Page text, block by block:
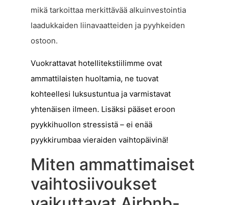
mikä tarkoittaa merkittävää alkuinvestointia
laadukkaiden liinavaatteiden ja pyyhkeiden
ostoon.
Vuokrattavat hotellitekstiilimme ovat
ammattilaisten huoltamia, ne tuovat
kohteellesi luksustuntua ja varmistavat
yhtenäisen ilmeen. Lisäksi pääset eroon
pyykkihuollon stressistä – ei enää
pyykkirumbaa vieraiden vaihtopäivinä!
Miten ammattimaiset
vaihtosiivoukset